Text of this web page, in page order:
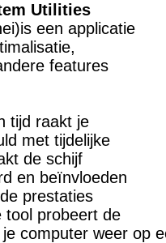
Utilities
een applicatie
features
tijd raakt je
met tijdelijke
de schijf
en beïnvloeden
prestaties
tool probeert de
computer weer op